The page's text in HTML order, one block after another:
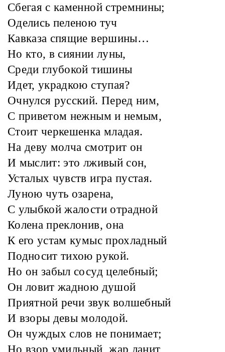
Сбегая с каменной стремнины;
Оделись пеленою туч
Кавказа спящие вершины…
Но кто, в сиянии луны,
Среди глубокой тишины
Идет, украдкою ступая?
Очнулся русский. Перед ним,
С приветом нежным и немым,
Стоит черкешенка младая.
На деву молча смотрит он
И мыслит: это лживый сон,
Усталых чувств игра пустая.
Луною чуть озарена,
С улыбкой жалости отрадной
Колена преклонив, она
К его устам кумыс прохладный
Подносит тихою рукой.
Но он забыл сосуд целебный;
Он ловит жадною душой
Приятной речи звук волшебный
И взоры девы молодой.
Он чуждых слов не понимает;
Но взор умильный, жар ланит,